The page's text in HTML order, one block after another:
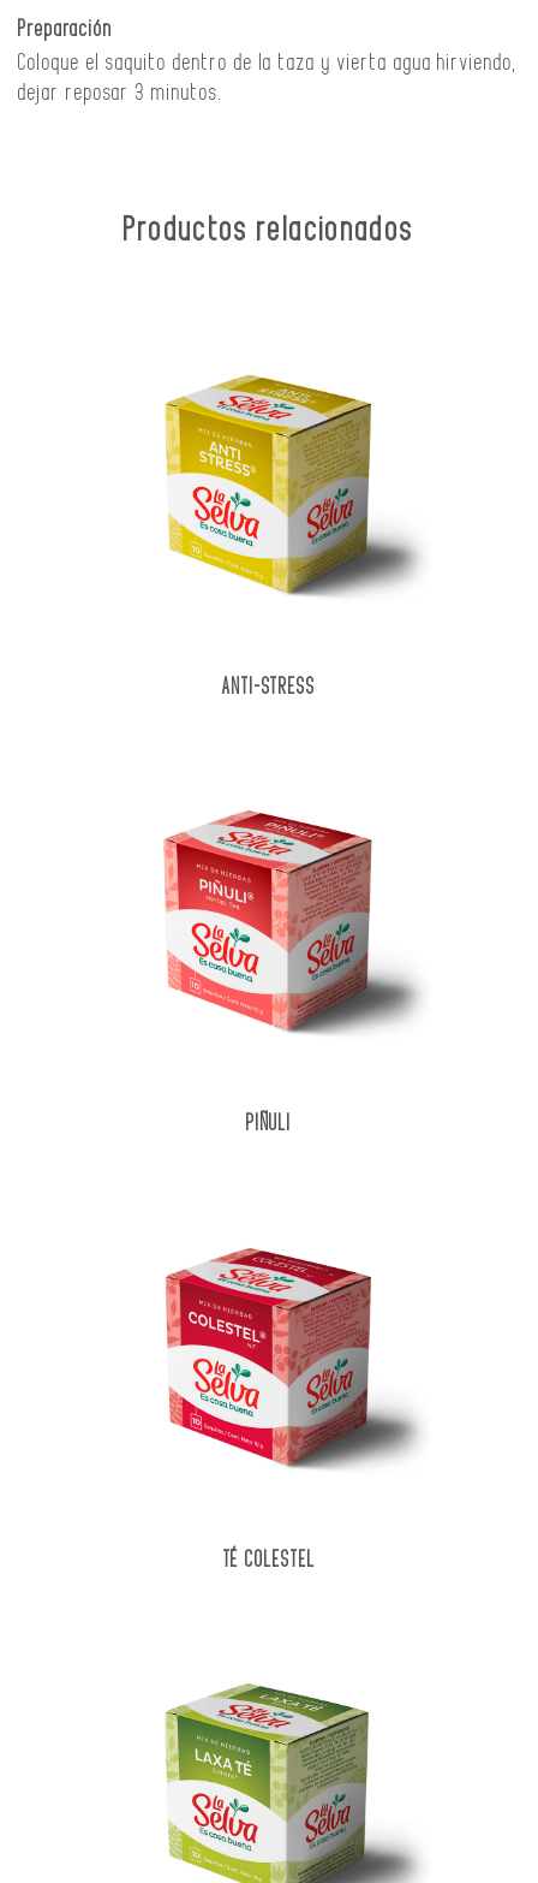
Preparación
Coloque el saquito dentro de la taza y vierta agua hirviendo,
dejar reposar 3 minutos.
Productos relacionados
ANTI-STRESS
PIÑULI
TÉ COLESTEL